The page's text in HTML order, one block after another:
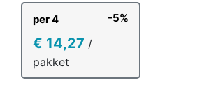
per 4 -5%
€ 14,27 /
pakket